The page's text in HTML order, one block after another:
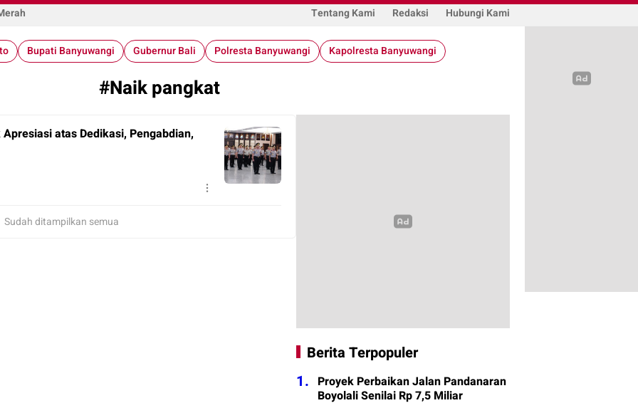
Tentang Kami Redaksi Hubungi Kami
Bupati Banyuwangi Gubernur Bali Polresta Banyuwangi Kapolresta Banyuwangi
#Naik pangkat
atas Dedikasi, Pengabdian,
Sudah ditampilkan semua
Berita Terpopuler
1. Proyek Perbaikan Jalan Pandanaran
Boyolali Senilai Rp 7,5 Miliar